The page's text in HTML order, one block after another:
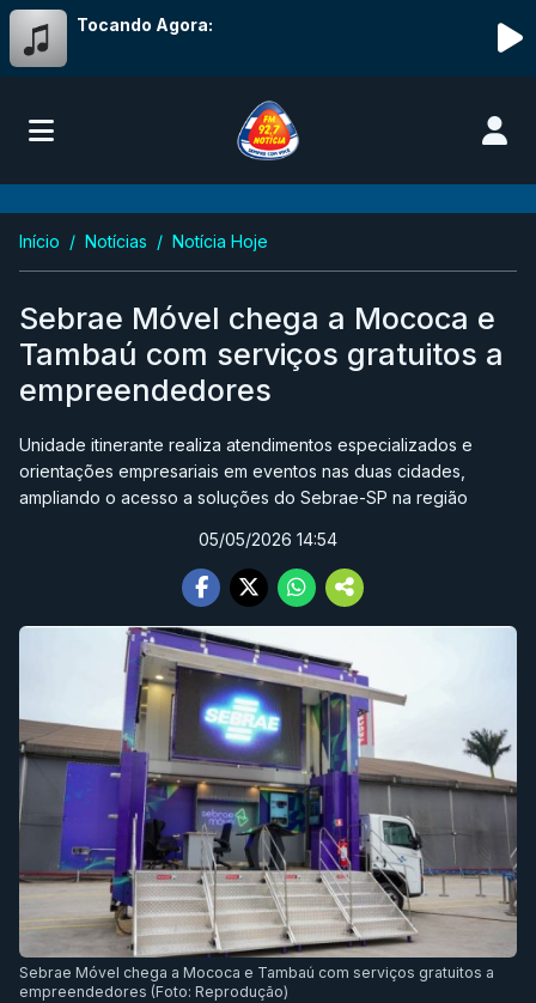
Tocando Agora:
Início Notícias Notícia Hoje
Sebrae Móvel chega a Mococa e
Tambaú com serviços gratuitos a
empreendedores
Unidade itinerante realiza atendimentos especializados e
orientações empresariais em eventos nas duas cidades,
ampliando o acesso a soluções do Sebrae-SP na região
05/05/2026 14:54
Sebrae Móvel chega a Mococa e Tambaú com serviços gratuitos a
empreendedores (Foto: Reprodução)